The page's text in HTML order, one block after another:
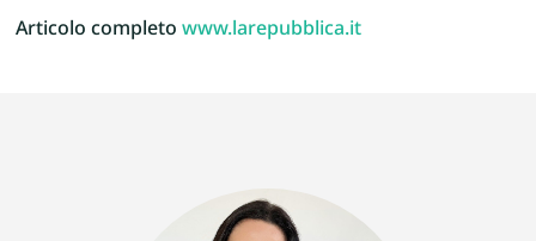
Articolo completowww.larepubblica.it